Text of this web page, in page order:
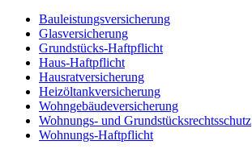
Bauleistungsversicherung
Glasversicherung
Grundstücks-Haftpflicht
Haus-Haftpflicht
Hausratversicherung
Heizöltankversicherung
Wohngebäudeversicherung
Wohnungs- und Grundstücksrechtsschutz
Wohnungs-Haftpflicht